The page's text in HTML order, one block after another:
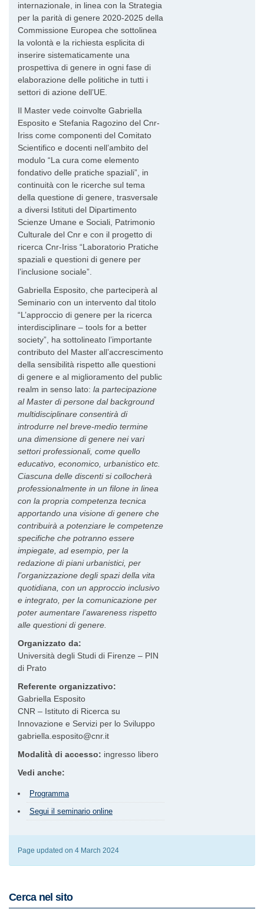
internazionale, in linea con la Strategia
per la parità di genere 2020-2025 della
Commissione Europea che sottolinea
la volontà e la richiesta esplicita di
inserire sistematicamente una
prospettiva di genere in ogni fase di
elaborazione delle politiche in tutti i
settori di azione dell’UE.
Il Master vede coinvolte Gabriella
Esposito e Stefania Ragozino del Cnr-
Iriss come componenti del Comitato
Scientifico e docenti nell’ambito del
modulo “La cura come elemento
fondativo delle pratiche spaziali”, in
continuità con le ricerche sul tema
della questione di genere, trasversale
a diversi Istituti del Dipartimento
Scienze Umane e Sociali, Patrimonio
Culturale del Cnr e con il progetto di
ricerca Cnr-Iriss “Laboratorio Pratiche
spaziali e questioni di genere per
l’inclusione sociale”.
Gabriella Esposito, che parteciperà al
Seminario con un intervento dal titolo
“L’approccio di genere per la ricerca
interdisciplinare – tools for a better
society”, ha sottolineato l’importante
contributo del Master all’accrescimento
della sensibilità rispetto alle questioni
di genere e al miglioramento del public
realm in senso lato: la partecipazione
al Master di persone dal background
multidisciplinare consentirà di
introdurre nel breve-medio termine
una dimensione di genere nei vari
settori professionali, come quello
educativo, economico, urbanistico etc.
Ciascuna delle discenti si collocherà
professionalmente in un filone in linea
con la propria competenza tecnica
apportando una visione di genere che
contribuirà a potenziare le competenze
specifiche che potranno essere
impiegate, ad esempio, per la
redazione di piani urbanistici, per
l’organizzazione degli spazi della vita
quotidiana, con un approccio inclusivo
e integrato, per la comunicazione per
poter aumentare l’awareness rispetto
alle questioni di genere.
Organizzato da:
Università degli Studi di Firenze – PIN
di Prato
Referente organizzativo:
Gabriella Esposito
CNR – Istituto di Ricerca su
Innovazione e Servizi per lo Sviluppo
gabriella.esposito@cnr.it
Modalità di accesso: ingresso libero
Vedi anche:
Programma
Segui il seminario online
Page updated on 4 March 2024
Cerca nel sito